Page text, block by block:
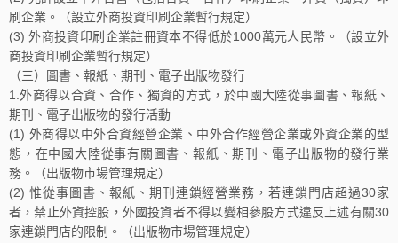
刷企業。（設立外商投資印刷企業暫行規定）
(3) 外商投資印刷企業註冊資本不得低於1000萬元人民幣。（設立外
商投資印刷企業暫行規定）
（三）圖書、報紙、期刊、電子出版物發行
1.外商得以合資、合作、獨資的方式，於中國大陸從事圖書、報紙、
期刊、電子出版物的發行活動
(1) 外商得以中外合資經營企業、中外合作經營企業或外資企業的型
態，在中國大陸從事有關圖書、報紙、期刊、電子出版物的發行業
務。（出版物市場管理規定）
(2) 惟從事圖書、報紙、期刊連鎖經營業務，若連鎖門店超過30家
者，禁止外資控股，外國投資者不得以變相參股方式違反上述有關30
家連鎖門店的限制。（出版物市場管理規定）